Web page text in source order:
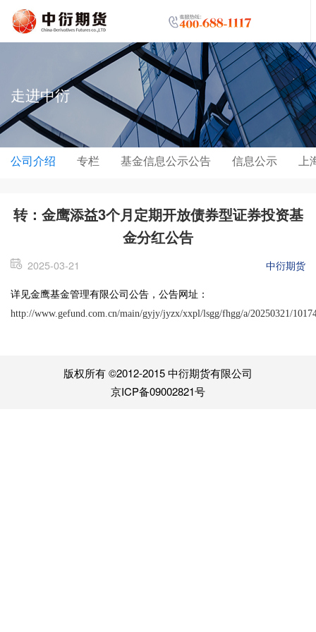
走进中衍
公司介绍 专栏 基金信息公示公告 信息公示 上
转：金鹰添益3个月定期开放债券型证券投资基
金分红公告
2025-03-21 中衍期货
详见金鹰基金管理有限公司公告，公告网址：
http://www.gefund.com.cn/main/gyjy/jyzx/xxpl/lsgg/fhgg/a/20250321/
版权所有 ©2012-2015 中衍期货有限公司
京ICP备09002821号